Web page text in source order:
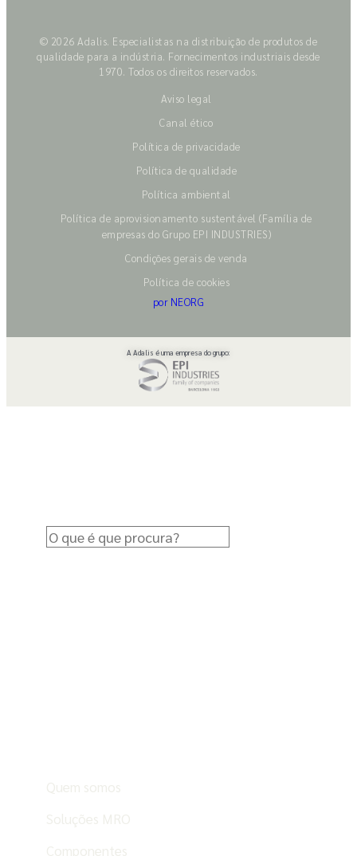
© 2026 Adalis. Especialistas na distribuição de produtos de
qualidade para a indústria. Fornecimentos industriais desde
1970. Todos os direitos reservados.
Aviso legal
Canal ético
Política de privacidade
Política de qualidade
Política ambiental
Política de aprovisionamento sustentável (Família de
empresas do Grupo EPI INDUSTRIES)
Condições gerais de venda
Política de cookies
por NEORG
A Adalis é uma empresa do grupo: